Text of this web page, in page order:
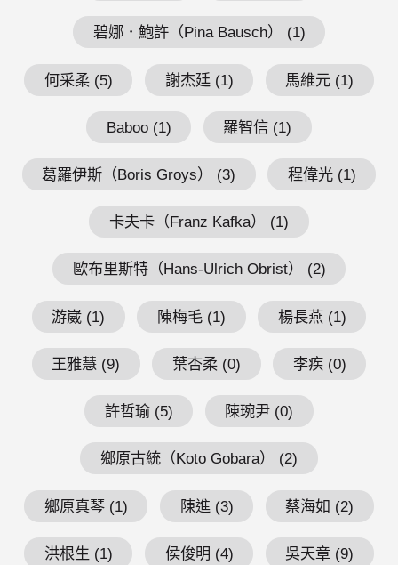
碧娜．鮑許（Pina Bausch） (1)
何采柔 (5) 謝杰廷 (1) 馬維元 (1)
Baboo (1) 羅智信 (1)
葛羅伊斯（Boris Groys） (3) 程偉光 (1)
卡夫卡（Franz Kafka） (1)
歐布里斯特（Hans-Ulrich Obrist） (2)
游崴 (1) 陳梅毛 (1) 楊長燕 (1)
王雅慧 (9) 葉杏柔 (0) 李疾 (0)
許哲瑜 (5) 陳琬尹 (0)
鄉原古統（Koto Gobara） (2)
鄉原真琴 (1) 陳進 (3) 蔡海如 (2)
洪根生 (1) 侯俊明 (4) 吳天章 (9)